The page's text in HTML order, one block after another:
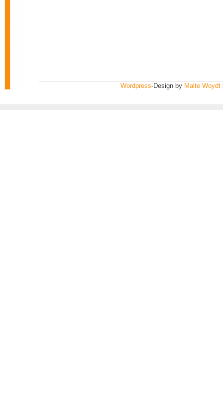
Wordpress-Design by Malte Woydt